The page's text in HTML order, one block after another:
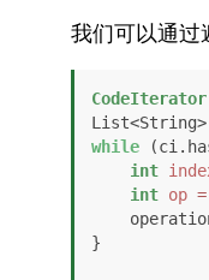
我们可以通过
CodeIterator
while
int
int op =
}